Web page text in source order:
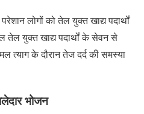
लोगों को तेल युक्त खाद्य पदार्थों
तेल युक्त खाद्य पदार्थों के सेवन से
त्याग के दौरान तेज दर्द की समस्या
भोजन